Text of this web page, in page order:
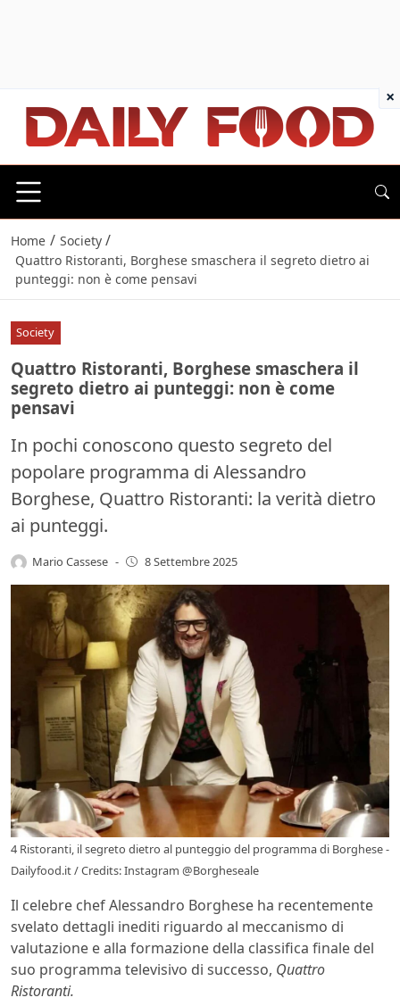
Home / Society /
Quattro Ristoranti, Borghese smaschera il segreto dietro ai
punteggi: non è come pensavi
Society
Quattro Ristoranti, Borghese smaschera il
segreto dietro ai punteggi: non è come
pensavi
In pochi conoscono questo segreto del
popolare programma di Alessandro
Borghese, Quattro Ristoranti: la verità dietro
ai punteggi.
Mario Cassese - 8 Settembre 2025
4 Ristoranti, il segreto dietro al punteggio del programma di Borghese -
Dailyfood.it / Credits: Instagram @Borgheseale
Il celebre chef Alessandro Borghese ha recentemente
svelato dettagli inediti riguardo al meccanismo di
valutazione e alla formazione della classifica finale del
suo programma televisivo di successo, Quattro
Ristoranti.
×